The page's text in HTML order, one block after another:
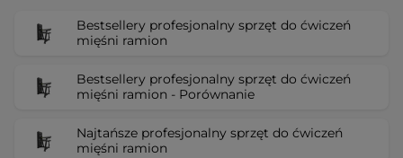
Bestsellery profesjonalny sprzęt do ćwiczeń
mięśni ramion
Bestsellery profesjonalny sprzęt do ćwiczeń
mięśni ramion - Porównanie
Najtańsze profesjonalny sprzęt do ćwiczeń
mięśni ramion